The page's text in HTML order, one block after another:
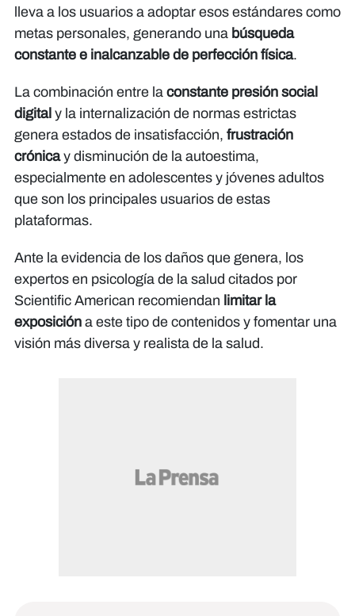
lleva a los usuarios a adoptar esos estándares como
metas personales, generando una búsqueda
constante e inalcanzable de perfección física.
La combinación entre la constante presión social
digital y la internalización de normas estrictas
genera estados de insatisfacción, frustración
crónicay disminución de la autoestima,
especialmente en adolescentes y jóvenes adultos
que son los principales usuarios de estas
plataformas.
Ante la evidencia de los daños que genera, los
expertos en psicología de la salud citados por
Scientific American recomiendan limitar la
exposición a este tipo de contenidos y fomentar una
visión más diversa y realista de la salud.